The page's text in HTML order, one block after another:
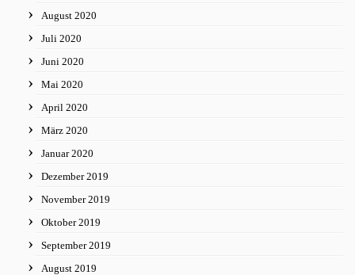
August 2020
Juli 2020
Juni 2020
Mai 2020
April 2020
März 2020
Januar 2020
Dezember 2019
November 2019
Oktober 2019
September 2019
August 2019